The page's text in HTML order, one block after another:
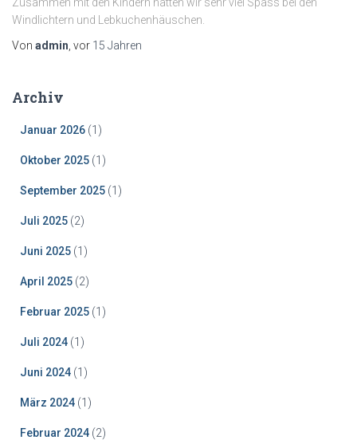
Windlichtern und Lebkuchenhäuschen.
Von admin , vor 15 Jahren
Archiv
Januar 2026 (1)
Oktober 2025 (1)
September 2025 (1)
Juli 2025 (2)
Juni 2025 (1)
April 2025 (2)
Februar 2025 (1)
Juli 2024 (1)
Juni 2024 (1)
März 2024 (1)
Februar 2024 (2)